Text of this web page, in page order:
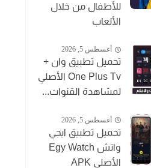
للأطفال من خلال
الألعاب
أغسطس 5, 2026
تحميل تطبيق وان +
One Plus Tv الأصلي
لمشاهدة القنوات...
أغسطس 5, 2026
تحميل تطبيق ايجي
واتش Egy Watch
الأصلي APK